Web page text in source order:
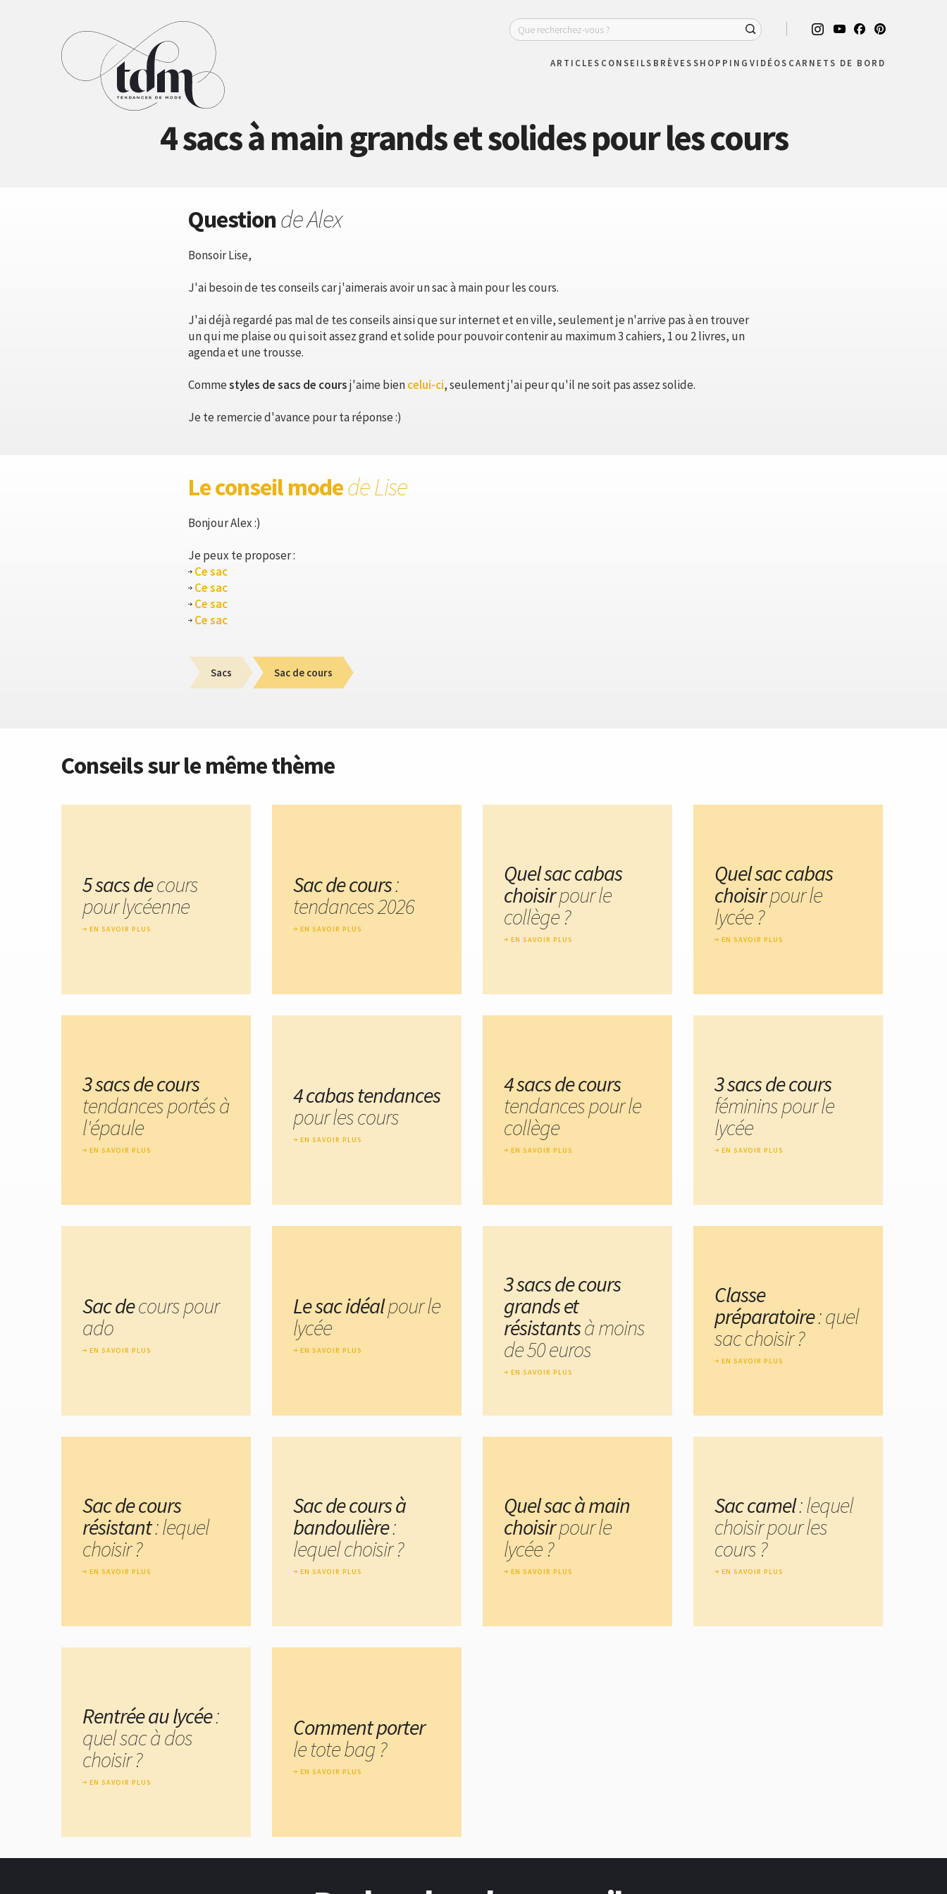
ARTICLES CONSEILS BRÈVESSHOPPING VIDÉOS CARNETS DE BORD
4 sacs à main grands et solides pour les cours
Questionde Alex
Bonsoir Lise,
J'ai besoin de tes conseils car j'aimerais avoir un sac à main pour les cours.
J'ai déjà regardé pas mal de tes conseils ainsi que sur internet et en ville, seulement je n'arrive pas à en trouver
un qui me plaise ou qui soit assez grand et solide pour pouvoir contenir au maximum 3 cahiers, 1 ou 2 livres, un
agenda et une trousse.
Commestyles de sacs de coursj'aime biencelui-ci, seulement j'ai peur qu'il ne soit pas assez solide.
Je te remercie d'avance pour ta réponse :)
Le conseil modede Lise
Bonjour Alex :)
Je peux te proposer :
Ce sac
Ce sac
Ce sac
Ce sac
Sacs Sac de cours
Conseils sur le même thème
5 sacs decours
pour lycéenne
EN SAVOIR PLUS
Sac de cours:
tendances 2026
EN SAVOIR PLUS
Quel sac cabas
choisirpour le
collège ?
EN SAVOIR PLUS
Quel sac cabas
choisirpour le
lycée ?
EN SAVOIR PLUS
3 sacs de cours
tendances portés à
l'épaule
EN SAVOIR PLUS
4 cabas tendances
pour les cours
EN SAVOIR PLUS
4 sacs de cours
tendances pour le
collège
EN SAVOIR PLUS
3 sacs de cours
féminins pour le
lycée
EN SAVOIR PLUS
Sac decours pour
ado
EN SAVOIR PLUS
Le sac idéalpour le
lycée
EN SAVOIR PLUS
3 sacs de cours
grands et
résistantsà moins
de 50 euros
EN SAVOIR PLUS
Classe
préparatoire: quel
sac choisir ?
EN SAVOIR PLUS
Sac de cours
résistant: lequel
choisir ?
EN SAVOIR PLUS
Sac de cours à
bandoulière:
lequel choisir ?
EN SAVOIR PLUS
Quel sac à main
choisirpour le
lycée ?
EN SAVOIR PLUS
Sac camel: lequel
choisir pour les
cours ?
EN SAVOIR PLUS
Rentrée au lycée:
quel sac à dos
choisir ?
EN SAVOIR PLUS
Comment porter
le tote bag ?
EN SAVOIR PLUS